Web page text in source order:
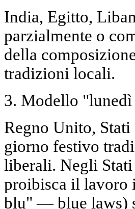
India, Egitto,
parzialmente o
della
tradizioni locali.
3. Modello
Regno Unito,
giorno festivo
liberali. Negli Stati
proibisca il lavoro
blu" — blue laws)